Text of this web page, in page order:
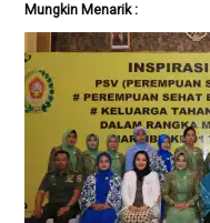
Mungkin Menarik :